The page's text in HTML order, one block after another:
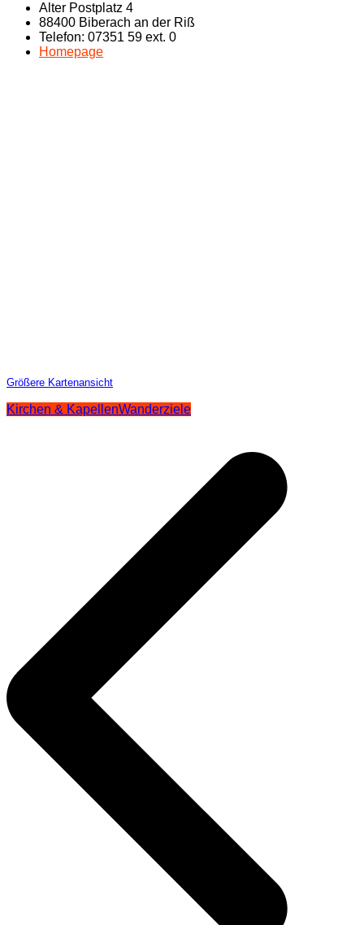
Alter Postplatz 4
88400 Biberach an der Riß
Telefon: 07351 59 ext. 0
Homepage
Größere Kartenansicht
Kirchen & KapellenWanderziele